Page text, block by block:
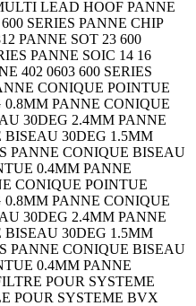
LEAD HOOF PANNE
SERIES PANNE CHIP
PANNE SOT 23 600
PANNE SOIC 14 16
402 0603 600 SERIES
CONIQUE POINTUE
PANNE CONIQUE
30DEG 2.4MM PANNE
30DEG 1.5MM
PANNE CONIQUE BISEAU
0.4MM PANNE
CONIQUE POINTUE
PANNE CONIQUE
30DEG 2.4MM PANNE
30DEG 1.5MM
PANNE CONIQUE BISEAU
0.4MM PANNE
POUR SYSTEME
POUR SYSTEME BVX